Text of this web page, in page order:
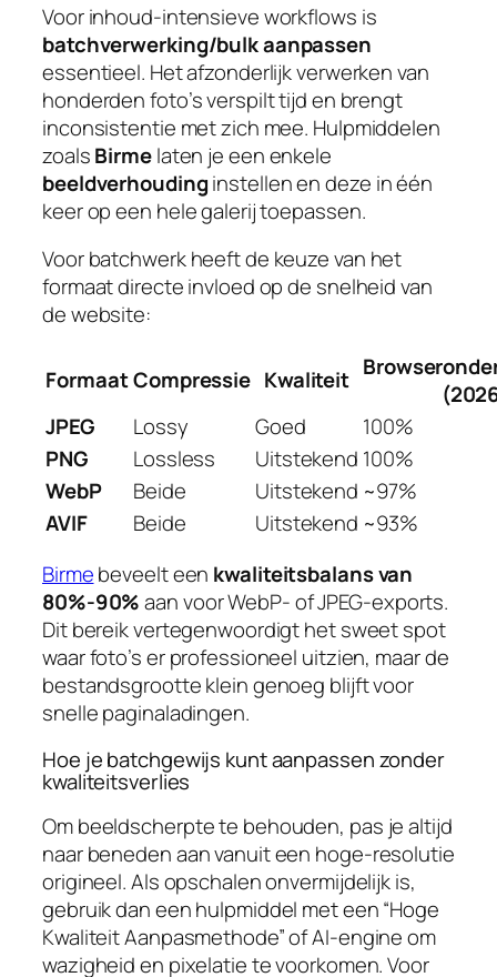
Voor inhoud-intensieve workflows is
batchverwerking/bulk aanpassen
essentieel. Het afzonderlijk verwerken van
honderden foto’s verspilt tijd en brengt
inconsistentie met zich mee. Hulpmiddelen
zoalsBirmelaten je een enkele
beeldverhoudinginstellen en deze in één
keer op een hele galerij toepassen.
Voor batchwerk heeft de keuze van het
formaat directe invloed op de snelheid van
de website:
FormaatCompressie Kwaliteit
JPEG
Lossy Goed
100%
PNG
Lossless Uitstekend 100%
WebP
Beide Uitstekend ~97%
AVIF
Beide Uitstekend ~93%
Birmebeveelt een kwaliteitsbalans van
80%-90%aan voor WebP- of JPEG-exports.
Dit bereik vertegenwoordigt het sweet spot
waar foto’s er professioneel uitzien, maar de
bestandsgrootte klein genoeg blijft voor
snelle paginaladingen.
Hoe je batchgewijs kunt aanpassen zonder
kwaliteitsverlies
Om beeldscherpte te behouden, pas je altijd
naar beneden aan vanuit een hoge-resolutie
origineel. Als opschalen onvermijdelijk is,
gebruik dan een hulpmiddel met een “Hoge
Kwaliteit Aanpasmethode” of AI-engine om
wazigheid en pixelatie te voorkomen. Voor